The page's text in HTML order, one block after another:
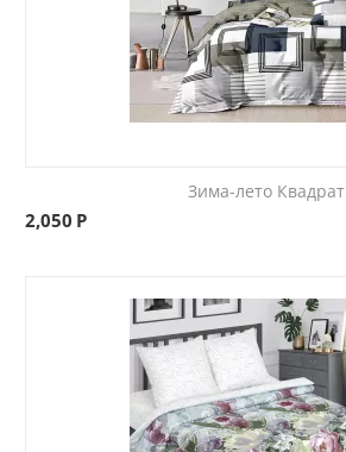
Зима-лето Квадрат
2,050 Р